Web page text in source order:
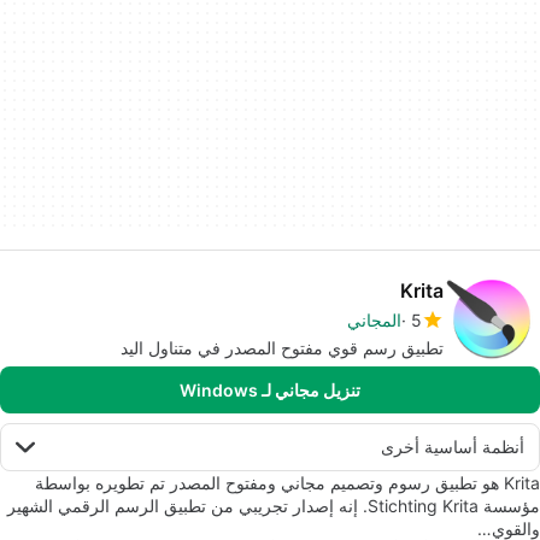
Krita
5 المجاني
تطبيق رسم قوي مفتوح المصدر في متناول اليد
تنزيل مجاني لـ Windows
أنظمة أساسية أخرى
Krita هو تطبيق رسوم وتصميم مجاني ومفتوح المصدر تم تطويره بواسطة
مؤسسة Stichting Krita. إنه إصدار تجريبي من تطبيق الرسم الرقمي الشهير
والقوي…